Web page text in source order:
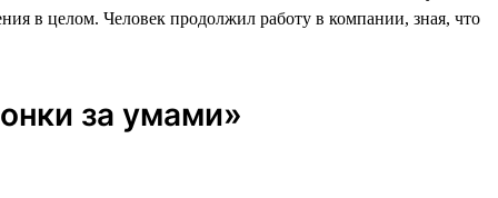
в целом. Человек продолжил работу в компании, зная, что
за умами»